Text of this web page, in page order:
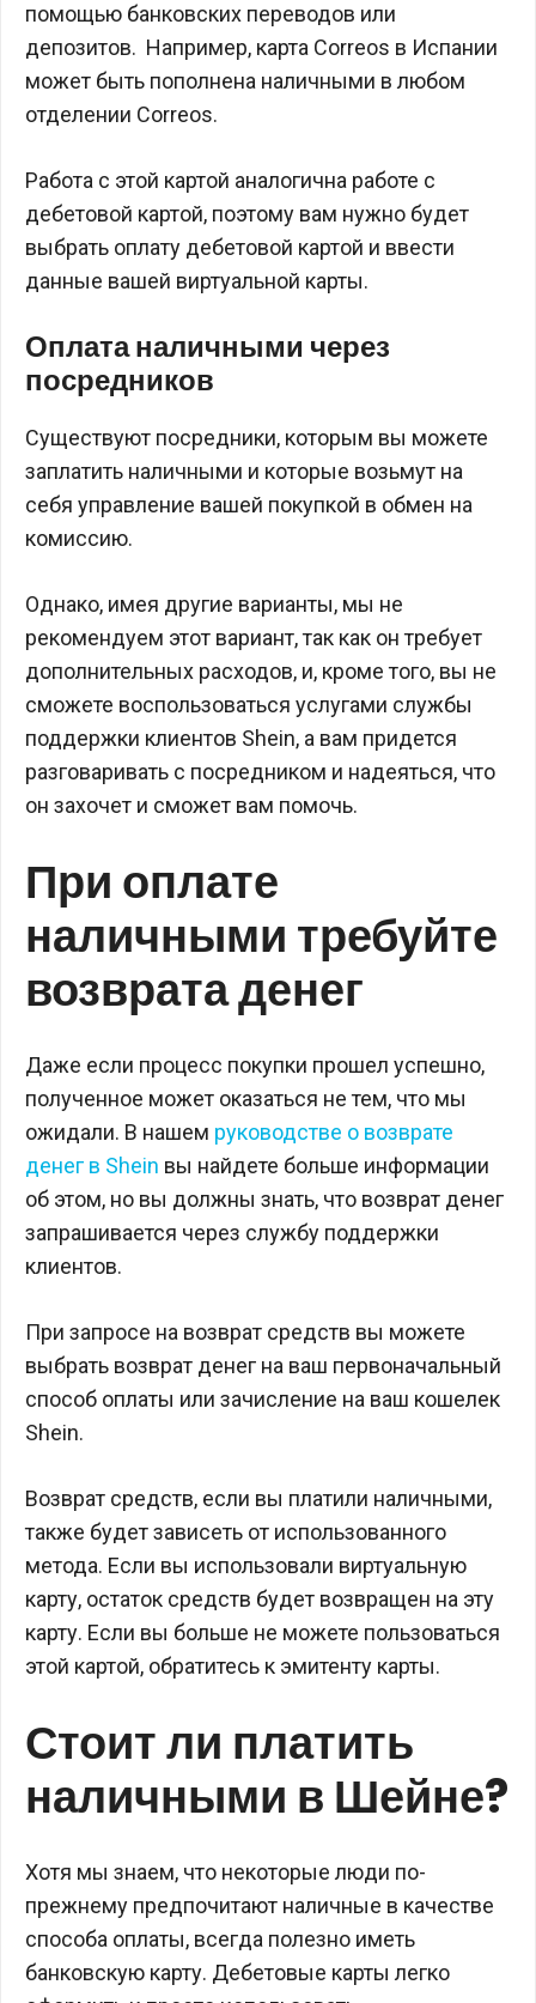
помощью банковских переводов или
депозитов. Например, карта Correos в Испании
может быть пополнена наличными в любом
отделении Correos.
Работа с этой картой аналогична работе с
дебетовой картой, поэтому вам нужно будет
выбрать оплату дебетовой картой и ввести
данные вашей виртуальной карты.
Оплата наличными через
посредников
Существуют посредники, которым вы можете
заплатить наличными и которые возьмут на
себя управление вашей покупкой в обмен на
комиссию.
Однако, имея другие варианты, мы не
рекомендуем этот вариант, так как он требует
дополнительных расходов, и, кроме того, вы не
сможете воспользоваться услугами службы
поддержки клиентов Shein, а вам придется
разговаривать с посредником и надеяться, что
он захочет и сможет вам помочь.
При оплате
наличными требуйте
возврата денег
Даже если процесс покупки прошел успешно,
полученное может оказаться не тем, что мы
ожидали. В нашем руководстве о возврате
денег в Shein вы найдете больше информации
об этом, но вы должны знать, что возврат денег
запрашивается через службу поддержки
клиентов.
При запросе на возврат средств вы можете
выбрать возврат денег на ваш первоначальный
способ оплаты или зачисление на ваш кошелек
Shein.
Возврат средств, если вы платили наличными,
также будет зависеть от использованного
метода. Если вы использовали виртуальную
карту, остаток средств будет возвращен на эту
карту. Если вы больше не можете пользоваться
этой картой, обратитесь к эмитенту карты.
Стоит ли платить
наличными в Шейне?
Хотя мы знаем, что некоторые люди по-
прежнему предпочитают наличные в качестве
способа оплаты, всегда полезно иметь
банковскую карту. Дебетовые карты легко